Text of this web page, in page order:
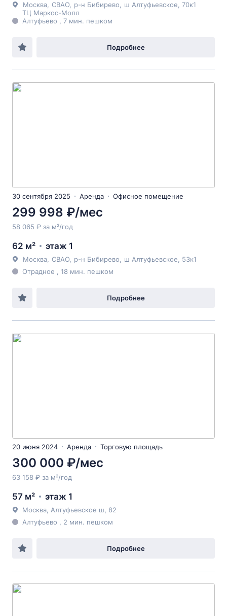
Москва СВАО р-н Бибирево ш Алтуфьевское , 70к1
ТЦ Маркос-Молл
Алтуфьево , 7 мин. пешком
Подробнее
30 сентября 2025 Аренда Офисное помещение
299 998 ₽/мес
58 065 ₽ за м²/год
62 м² этаж 1
Москва СВАО р-н Бибирево ш Алтуфьевское , 53к1
Отрадное , 18 мин. пешком
Подробнее
20 июня 2024 Аренда Торговую площадь
300 000 ₽/мес
63 158 ₽ за м²/год
57 м² этаж 1
Москва, Алтуфьевское ш, 82
Алтуфьево , 2 мин. пешком
Подробнее